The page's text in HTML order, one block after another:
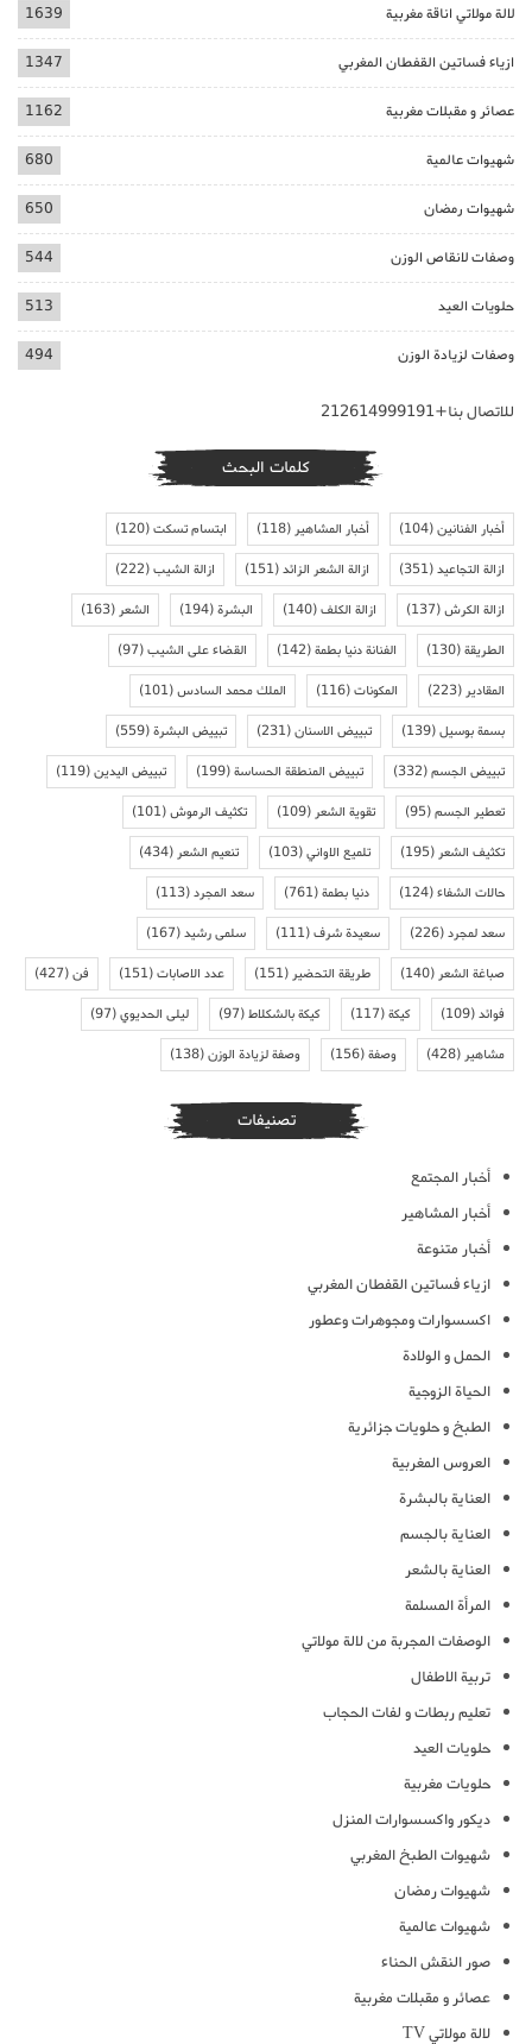
لالة مولاتي اناقة مغربية 1639
ازياء فساتين القفطان المغربي 1347
عصائر و مقبلات مغربية 1162
شهيوات عالمية 680
شهيوات رمضان 650
وصفات لانقاص الوزن 544
حلويات العيد 513
وصفات لزيادة الوزن 494
للاتصال بنا+212614999191
كلمات البحث
أخبار الفنانين(104) أخبار المشاهير(118) ابتسام تسكت(120)
ازالة التجاعيد(351) ازالة الشعر الزائد(151) ازالة الشيب(222)
ازالة الكرش(137) ازالة الكلف(140) البشرة(194) الشعر(163)
الطريقة(130) الفنانة دنيا بطمة(142) القضاء على الشيب(97)
المقادير(223) المكونات(116) الملك محمد السادس(101)
بسمة بوسيل(139) تبييض الاسنان(231) تبييض البشرة(559)
تبييض الجسم(332) تبييض المنطقة الحساسة(199) تبييض اليدين(119)
تعطير الجسم(95) تقوية الشعر(109) تكثيف الرموش(101)
تكثيف الشعر(195) تلميع الاواني(103) تنعيم الشعر(434)
حالات الشفاء(124) دنيا بطمة(761) سعد المجرد(113)
سعد لمجرد(226) سعيدة شرف(111) سلمى رشيد(167)
صباغة الشعر(140) طريقة التحضير(151) عدد الاصابات(151) فن(427)
فوائد(109) كيكة(117) كيكة بالشكلاط(97) ليلى الحديوي(97)
مشاهير(428) وصفة(156) وصفة لزيادة الوزن(138)
تصنيفات
أخبار المجتمع
أخبار المشاهير
أخبار متنوعة
ازياء فساتين القفطان المغربي
اكسسوارات ومجوهرات وعطور
الحمل و الولادة
الحياة الزوجية
الطبخ و حلويات جزائرية
العروس المغربية
العناية بالبشرة
العناية بالجسم
العناية بالشعر
المرأة المسلمة
الوصفات المجربة من لالة مولاتي
تربية الاطفال
تعليم ربطات و لفات الحجاب
حلويات العيد
حلويات مغربية
ديكور واكسسوارات المنزل
شهيوات الطبخ المغربي
شهيوات رمضان
شهيوات عالمية
صور النقش الحناء
عصائر و مقبلات مغربية
لالة مولاتي TV